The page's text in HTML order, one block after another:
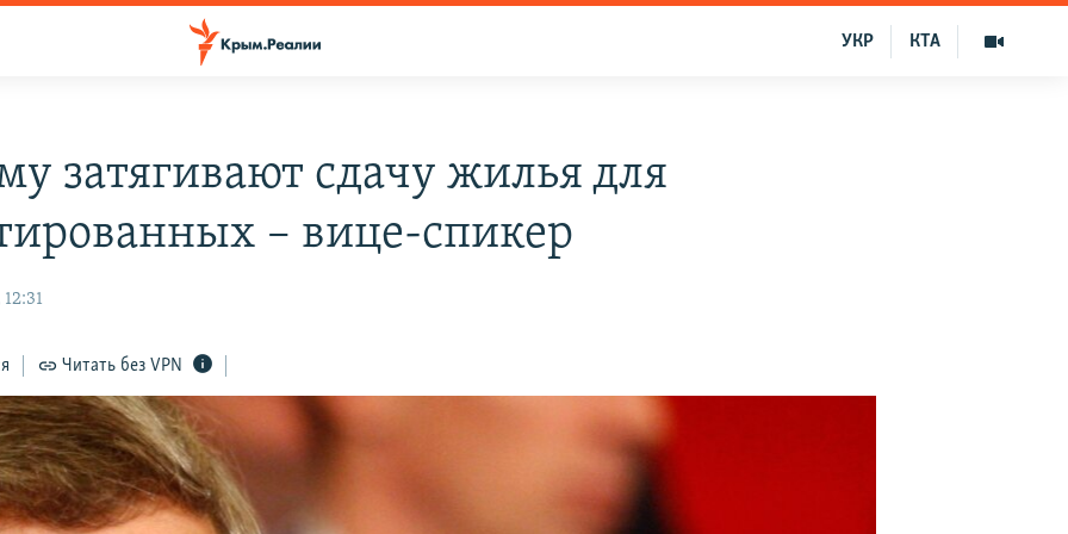
КТА
УКР
затягивают сдачу жилья для
– вице-спикер
Читать без VPN